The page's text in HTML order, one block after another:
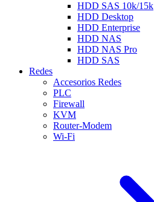
HDD SAS 10k/15k
HDD Desktop
HDD Enterprise
HDD NAS
HDD NAS Pro
HDD SAS
Redes
Accesorios Redes
PLC
Firewall
KVM
Router-Modem
Wi-Fi